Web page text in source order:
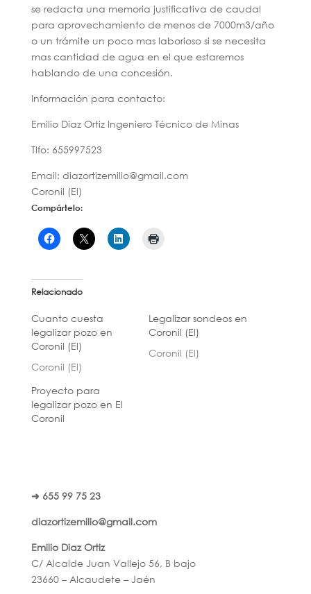
se redacta una memoria justificativa de caudal
para aprovechamiento de menos de 7000m3/año
o un trámite un poco mas laborioso si se necesita
mas cantidad de agua en el que estaremos
hablando de una concesión.
Información para contacto:
Emilio Díaz Ortiz Ingeniero Técnico de Minas
Tlfo: 655997523
Email: diazortizemilio@gmail.com
Coronil (El)
Compártelo:
Relacionado
Cuanto cuesta
legalizar pozo en
Coronil (El)
Coronil (El)
Legalizar sondeos en
Coronil (El)
Coronil (El)
Proyecto para
legalizar pozo en El
Coronil
➜ 655 99 75 23
diazortizemilio@gmail.com
Emilio Diaz Ortiz
C/ Alcalde Juan Vallejo 56, B bajo
23660 – Alcaudete – Jaén